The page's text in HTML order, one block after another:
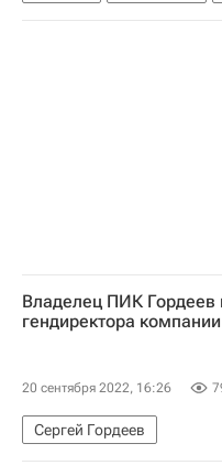
Владелец ПИК Гордеев
гендиректора компании
20 сентября 2022, 16:26
Сергей Гордеев
Отставки и назначения -